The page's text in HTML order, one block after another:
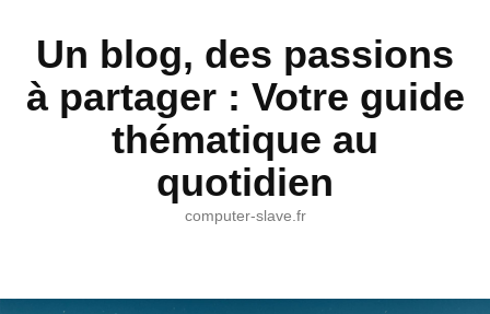
Un blog, des passions
à partager : Votre guide
thématique au
quotidien
computer-slave.fr